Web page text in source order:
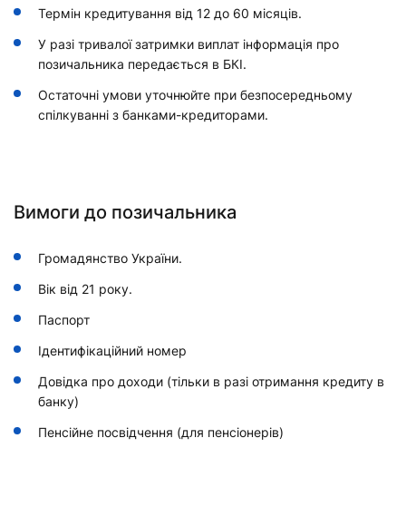
Термін кредитування від 12 до 60 місяців.
У разі тривалої затримки виплат інформація про
позичальника передається в БКІ.
Остаточні умови уточнюйте при безпосередньому
спілкуванні з банками-кредиторами.
Вимоги до позичальника
Громадянство України.
Вік від 21 року.
Паспорт
Ідентифікаційний номер
Довідка про доходи (тільки в разі отримання кредиту в
банку)
Пенсійне посвідчення (для пенсіонерів)